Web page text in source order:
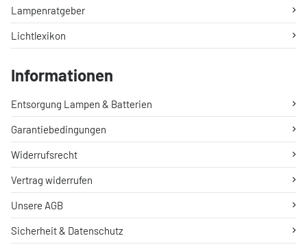
Lampenratgeber
Lichtlexikon
Informationen
Entsorgung Lampen & Batterien
Garantiebedingungen
Widerrufsrecht
Vertrag widerrufen
Unsere AGB
Sicherheit & Datenschutz